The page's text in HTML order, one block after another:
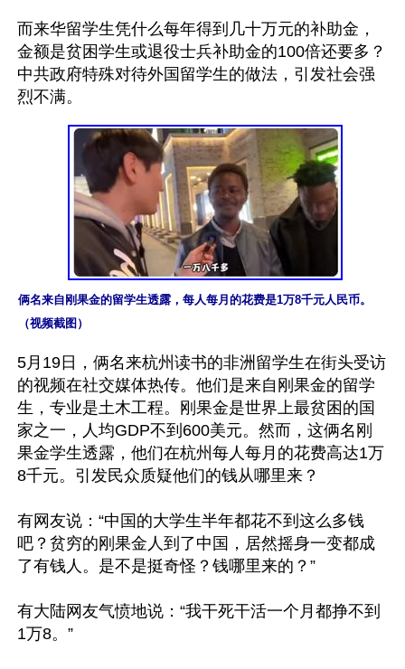
而来华留学生凭什么每年得到几十万元的补助金，
金额是贫困学生或退役士兵补助金的100倍还要多？
中共政府特殊对待外国留学生的做法，引发社会强
俩名来自刚果金的留学生透露，每人每月的花费是1万8千元人民币。
（视频截图）
5月19日，俩名来杭州读书的非洲留学生在街头受访
的视频在社交媒体热传。他们是来自刚果金的留学
生，专业是土木工程。刚果金是世界上最贫困的国
家之一，人均GDP不到600美元。然而，这俩名刚
果金学生透露，他们在杭州每人每月的花费高达1万
8千元。引发民众质疑他们的钱从哪里来？
有网友说：“中国的大学生半年都花不到这么多钱
吧？贫穷的刚果金人到了中国，居然摇身一变都成
了有钱人。是不是挺奇怪？钱哪里来的？”
有大陆网友气愤地说：“我干死干活一个月都挣不到
1万8。”